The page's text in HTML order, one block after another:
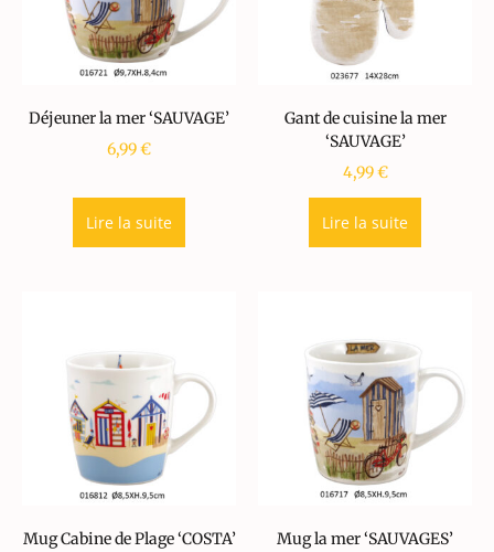
Déjeuner la mer ‘SAUVAGE’
6,99€
Lire la suite
Gant de cuisine la mer
‘SAUVAGE’
4,99€
Lire la suite
Mug Cabine de Plage ‘COSTA’
Mug la mer ‘SAUVAGES’